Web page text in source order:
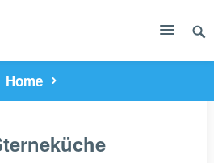
Home